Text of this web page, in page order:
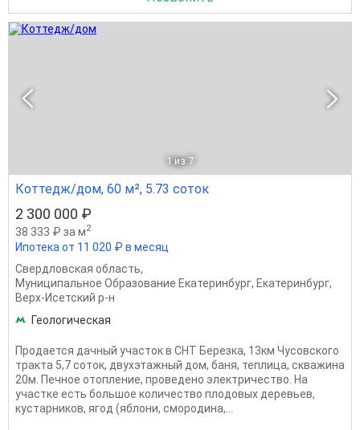
1 из 7
Коттедж/дом, 60 м², 5.73 соток
2 300 000 ₽
38 333 ₽ за м2
Ипотека от 11 020 ₽ в месяц
Свердловская область,
Муниципальное Образование Екатеринбург, Екатеринбург,
Верх-Исетский р-н
Геологическая
Продается дачный участок в СНТ Березка, 13км Чусовского
тракта 5,7 соток, двухэтажный дом, баня, теплица, скважина
20м. Печное отопление, проведено электричество. На
участке есть большое количество плодовых деревьев,
кустарников, ягод (яблони, смородина,...